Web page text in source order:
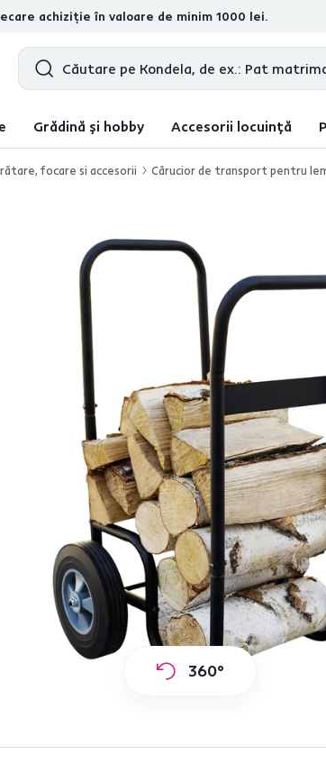
achiziție în valoare de minim 1000 lei.
recenzii de produs verificate
Grădină și hobby Accesorii locuință
focare si accesorii Cărucior de transport pentru
360°